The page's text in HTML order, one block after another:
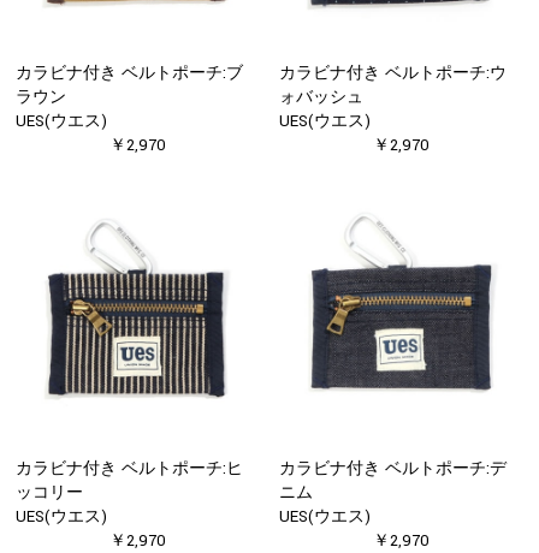
カラビナ付き ベルトポーチ:ブ
ラウン
UES(ウエス)
￥2,970
カラビナ付き ベルトポーチ:ウ
ォバッシュ
UES(ウエス)
￥2,970
カラビナ付き ベルトポーチ:ヒ
ッコリー
UES(ウエス)
￥2,970
カラビナ付き ベルトポーチ:デ
ニム
UES(ウエス)
￥2,970